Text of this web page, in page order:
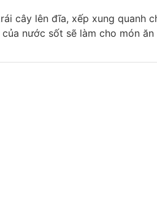
cây lên đĩa, xếp xung quanh
nước sốt sẽ làm cho món ăn